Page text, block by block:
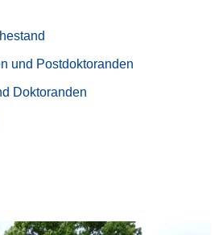
und Postdoktoranden
Doktoranden